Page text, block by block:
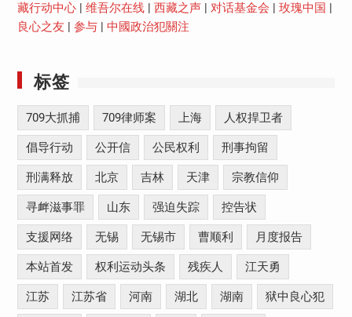
藏行动中心| 维吾尔在线| 西藏之声| 对话基金会 玫瑰中国
良心之友
参与| 中國政治犯關注
标签
709大抓捕 709律师案 上海 人权捍卫者
倡导行动 公开信 公民权利 刑事拘留
刑满释放 北京 吉林 天津 宗教信仰
寻衅滋事罪 山东 强迫失踪 控告状
支援网络 无锡 无锡市 曹顺利 月度报告
本站首发 权利运动头条 残疾人 江天勇
江苏 江苏省 河南 湖北 湖南 狱中良心犯